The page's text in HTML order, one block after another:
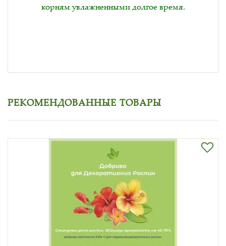
корням увлажненными долгое время.
РЕКОМЕНДОВАННЫЕ ТОВАРЫ